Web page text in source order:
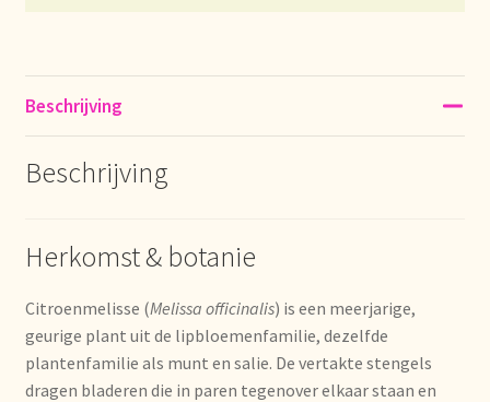
Impressum
Kontakt
Beschrijving
Beschrijving
Herkomst & botanie
Citroenmelisse (Melissa officinalis) is een meerjarige,
geurige plant uit de lipbloemenfamilie, dezelfde
plantenfamilie als munt en salie. De vertakte stengels
dragen bladeren die in paren tegenover elkaar staan en